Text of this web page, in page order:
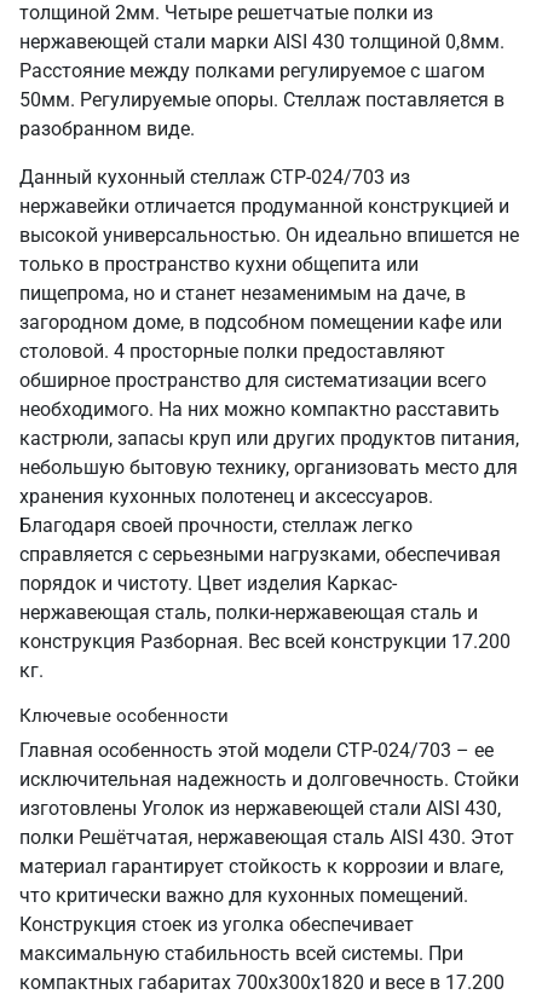
толщиной 2мм. Четыре решетчатые полки из
нержавеющей стали марки AISI 430 толщиной 0,8мм.
Расстояние между полками регулируемое с шагом
50мм. Регулируемые опоры. Стеллаж поставляется в
разобранном виде.
Данный кухонный стеллаж СТР-024/703 из
нержавейки отличается продуманной конструкцией и
высокой универсальностью. Он идеально впишется не
только в пространство кухни общепита или
пищепрома, но и станет незаменимым на даче, в
загородном доме, в подсобном помещении кафе или
столовой. 4 просторные полки предоставляют
обширное пространство для систематизации всего
необходимого. На них можно компактно расставить
кастрюли, запасы круп или других продуктов питания,
небольшую бытовую технику, организовать место для
хранения кухонных полотенец и аксессуаров.
Благодаря своей прочности, стеллаж легко
справляется с серьезными нагрузками, обеспечивая
порядок и чистоту. Цвет изделия Каркас-
нержавеющая сталь, полки-нержавеющая сталь и
конструкция Разборная. Вес всей конструкции 17.200
кг.
Ключевые особенности
Главная особенность этой модели СТР-024/703 – ее
исключительная надежность и долговечность. Стойки
изготовлены Уголок из нержавеющей стали AISI 430,
полки Решётчатая, нержавеющая сталь AISI 430. Этот
материал гарантирует стойкость к коррозии и влаге,
что критически важно для кухонных помещений.
Конструкция стоек из уголка обеспечивает
максимальную стабильность всей системы. При
компактных габаритах 700х300х1820 и весе в 17.200